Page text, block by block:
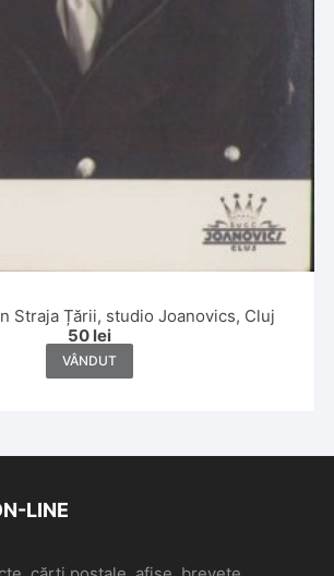
Straja Țării, studio Joanovics, Cluj
50 lei
VÂNDUT
LINE